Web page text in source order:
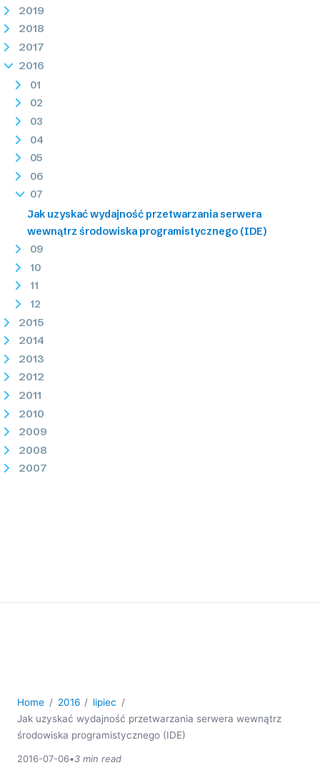
2019
2018
2017
2016
01
02
03
04
05
06
07
Jak uzyskać wydajność przetwarzania serwera
wewnątrz środowiska programistycznego (IDE)
09
10
11
12
2015
2014
2013
2012
2011
2010
2009
2008
2007
Home 2016
lipiec
Jak uzyskać wydajność przetwarzania serwera wewnątrz
środowiska programistycznego (IDE)
2016-07-06•3 min read